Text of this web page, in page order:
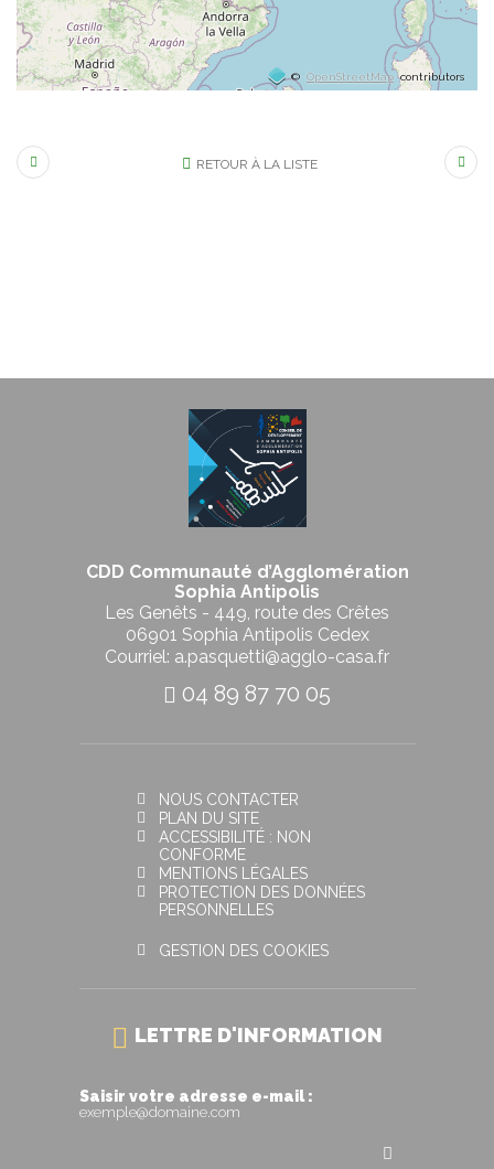
© OpenStreetMap contributors
RETOUR À LA LISTE
CDD Communauté d’Agglomération
Sophia Antipolis
Les Genêts - 449, route des Crêtes
06901 Sophia Antipolis Cedex
Courriel: a.pasquetti@agglo-casa.fr
04 89 87 70 05
NOUS CONTACTER
PLAN DU SITE
ACCESSIBILITÉ : NON
CONFORME
MENTIONS LÉGALES
PROTECTION DES DONNÉES
PERSONNELLES
GESTION DES COOKIES
LETTRE D'INFORMATION
Saisir votre adresse e-mail :
exemple@domaine.com